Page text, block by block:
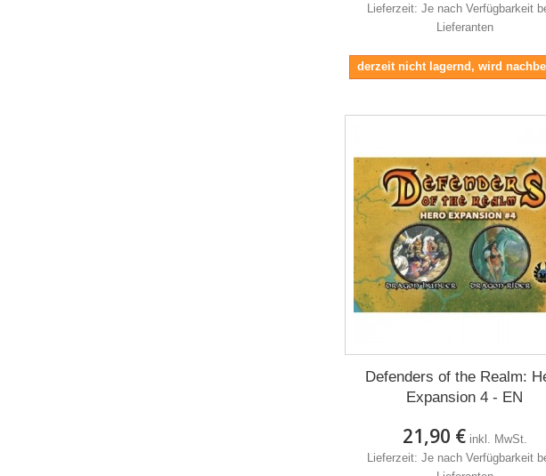
Lieferzeit: Je nach Verfügbarkeit
Lieferanten
derzeit nicht lagernd, wird
Defenders of the Realm:
Expansion 4 - EN
21,90 € inkl. MwSt.
Lieferzeit: Je nach Verfügbarkeit